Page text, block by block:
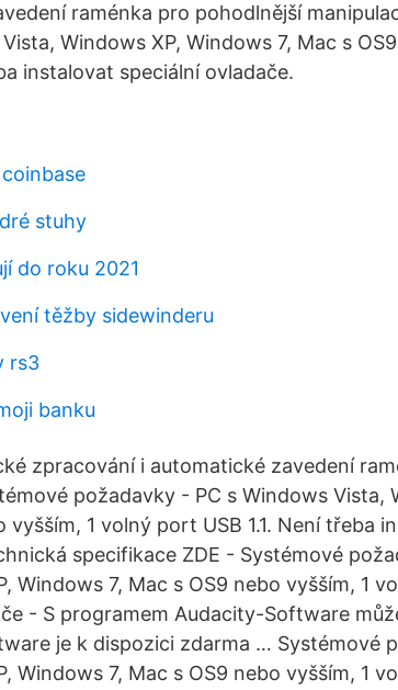
raménka pro pohodlnější
Windows XP, Windows 7, Mac s
instalovat speciální ovladače.
stuhy
do roku 2021
těžby sidewinderu
rs3
banku
zpracování i automatické zavedení
požadavky - PC s Windows Vista,
vyšším, 1 volný port USB 1.1. Není třeba
specifikace ZDE - Systémové
Windows 7, Mac s OS9 nebo vyšším, 1
- S programem Audacity-Software
je k dispozici zdarma … Systémové
Windows 7, Mac s OS9 nebo vyšším, 1